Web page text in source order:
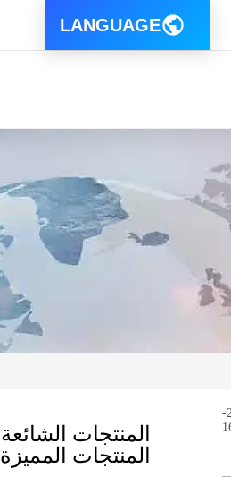
LANGUAGE
المنتجات الشائعة
المنتجات المميزة
التاريخ: 2019-